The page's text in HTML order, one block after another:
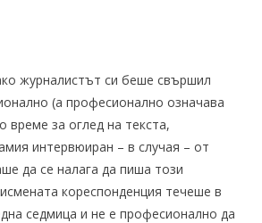
журналистът си беше свършил
(а професионално означава
време за оглед на текста,
интервюиран – в случая – от
да се налага да пиша този
кореспонденция течеше в
седмица и не е професионално да